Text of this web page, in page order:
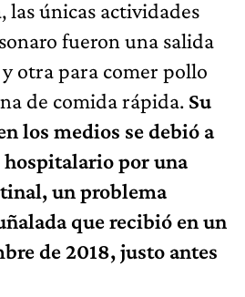
las únicas actividades
fueron una salida
otra para comer pollo
de comida rápida. Su
los medios se debió a
hospitalario por una
un problema
que recibió en un
de 2018, justo antes